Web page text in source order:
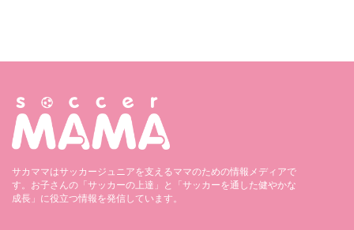
サカママはサッカージュニアを支えるママのための情報メディアで
す。お子さんの「サッカーの上達」と「サッカーを通した健やかな
成長」に役立つ情報を発信しています。